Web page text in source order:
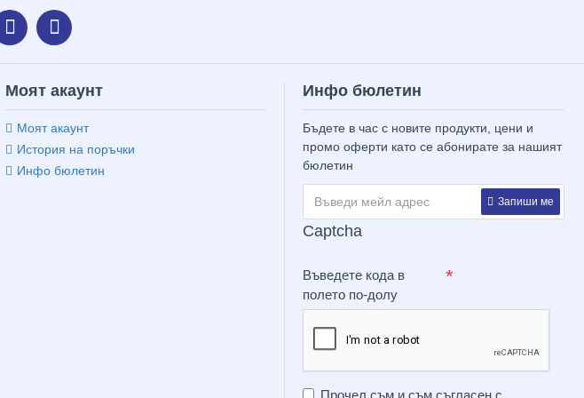
Моят акаунт
Моят акаунт
История на поръчки
Инфо бюлетин
Инфо бюлетин
Бъдете в час с новите продукти, цени и
промо оферти като се абонирате за нашият
бюлетин
Запиши ме
Captcha
Въведете кода в
полето по-долу
Прочел съм и съм съгласен с